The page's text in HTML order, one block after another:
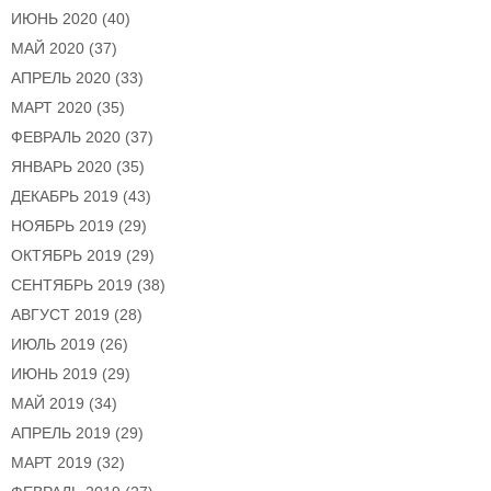
ИЮНЬ 2020 (40)
МАЙ 2020 (37)
АПРЕЛЬ 2020 (33)
МАРТ 2020 (35)
ФЕВРАЛЬ 2020 (37)
ЯНВАРЬ 2020 (35)
ДЕКАБРЬ 2019 (43)
НОЯБРЬ 2019 (29)
ОКТЯБРЬ 2019 (29)
СЕНТЯБРЬ 2019 (38)
АВГУСТ 2019 (28)
ИЮЛЬ 2019 (26)
ИЮНЬ 2019 (29)
МАЙ 2019 (34)
АПРЕЛЬ 2019 (29)
МАРТ 2019 (32)